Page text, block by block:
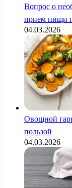
Вопрос о
прием пищи
04.03.2026
Овощной
пользой
04.03.2026